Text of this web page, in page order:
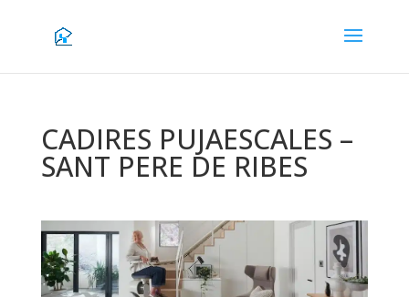
CADIRES PUJAESCALES –
SANT PERE DE RIBES